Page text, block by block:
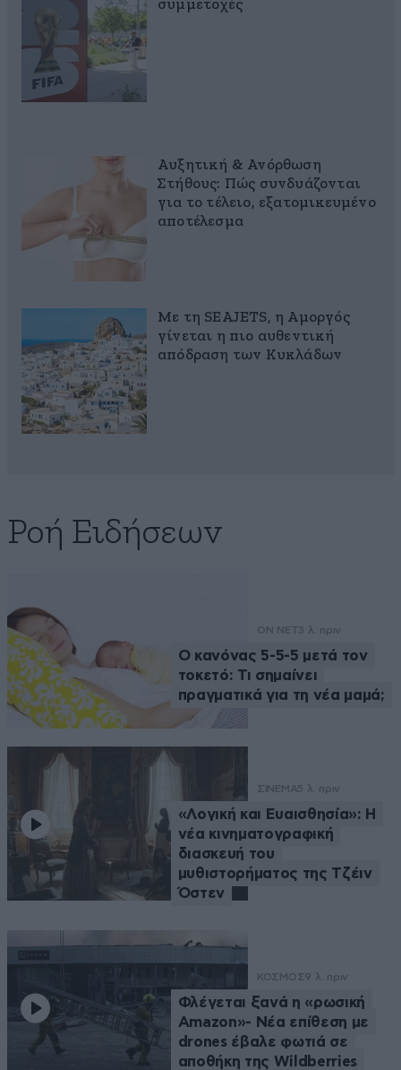
συμμετοχές
Αυξητική & Ανόρθωση
Στήθους: Πώς συνδυάζονται
για το τέλειο, εξατομικευμένο
αποτέλεσμα
Με τη SEAJETS, η Αμοργός
γίνεται η πιο αυθεντική
απόδραση των Κυκλάδων
Ροή Ειδήσεων
ON NET3 λ. πριν
Ο κανόνας 5-5-5 μετά τον
τοκετό: Τι σημαίνει
πραγματικά για τη νέα μαμά;
ΣΙΝΕΜΑ5 λ. πριν
«Λογική και Ευαισθησία»: Η
νέα κινηματογραφική
διασκευή του
μυθιστορήματος της Τζέιν
Όστεν
ΚΟΣΜΟΣ9 λ. πριν
Φλέγεται ξανά η «ρωσική
Amazon»- Νέα επίθεση με
drones έβαλε φωτιά σε
αποθήκη της Wildberries